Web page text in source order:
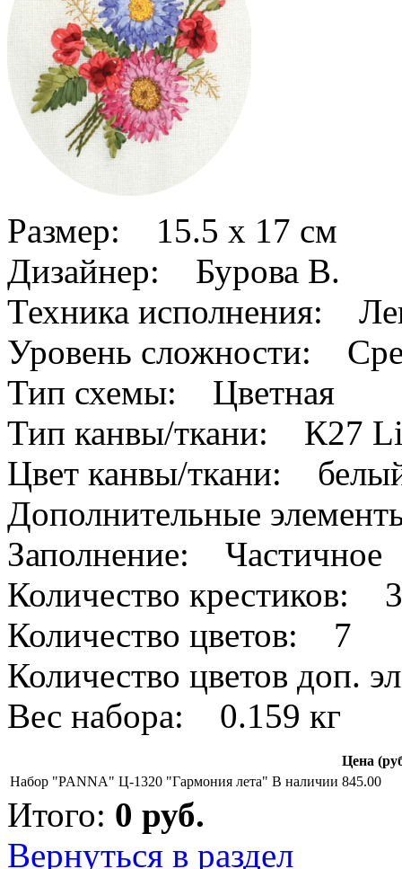
Размер: 15.5 x 17 см
Дизайнер: Бурова В.
Техника исполнения:
Уровень сложности:
Тип схемы: Цветная
Тип канвы/ткани: К27
Цвет канвы/ткани:
Дополнительные
Заполнение: Частичное
Количество крестиков:
Количество цветов: 7
Количество цветов доп.
Вес набора: 0.159 кг
Цена
Набор "PANNA" Ц-1320 "Гармония лета" В наличии 845.00
Итого: 0 руб.
Вернуться в раздел